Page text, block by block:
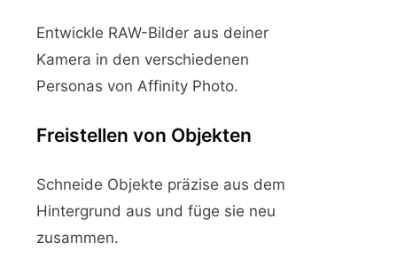
Entwickle RAW-Bilder aus deiner
Kamera in den verschiedenen
Personas von Affinity Photo.
Freistellen von Objekten
Schneide Objekte präzise aus dem
Hintergrund aus und füge sie neu
zusammen.